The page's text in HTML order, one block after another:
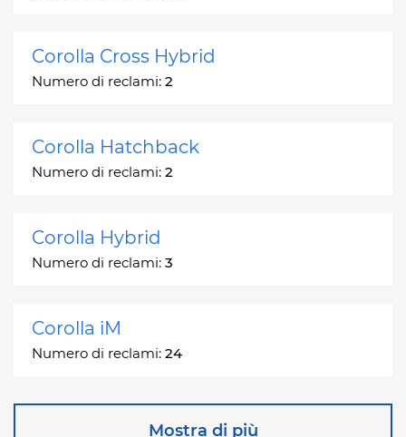
Corolla Cross Hybrid
Numero di reclami: 2
Corolla Hatchback
Numero di reclami: 2
Corolla Hybrid
Numero di reclami: 3
Corolla iM
Numero di reclami: 24
Mostra di più